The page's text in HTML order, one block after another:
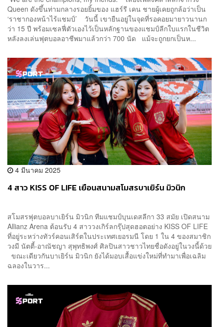
Queen ดังขึ้นท่ามกลางรอยยิ้มของ แฮร์รี เคน ชายผู้เคยถูกล้อว่าเป็น
‘ราชากองหน้าไร้แชมป์’ วันนี้ เขายืนอยู่ในจุดที่รอคอยมายาวนานก
ว่า 15 ปี พร้อมเซลฟี่ตัวเองไว้เป็นหลักฐานของแชมป์ลีกใบแรกในชีวิต
หลังลงเล่นฟุตบอลอาชีพมาแล้วกว่า 700 นัด แม้จะถูกยกเป็นห...
4 มีนาคม 2025
4 สาว KISS OF LIFE เยือนสนามสโมสรบาเยิร์น มิวนิก
สโมสรฟุตบอลบาเยิร์น มิวนิก ทีมแชมป์บุนเดสลีกา 33 สมัย เปิดสนาม
Allianz Arena ต้อนรับ 4 สาววงเกิร์ลกรุ๊ปสุดฮอตอย่าง KISS OF LIFE
ที่อยู่ระหว่างทัวร์คอนเสิร์ตในประเทศเยอรมนี โดย 1 ใน 4 ของสมาชิก
วงมี นัตตี้-อาณัชญา สุพุทธิพงศ์ ศิลปินสาวชาวไทยชื่อดังอยู่ในวงนี้ด้วย
ขณะเดียวกันบาเยิร์น มิวนิก ยังได้มอบเสื้อแข่งใหม่ที่ทำมาเพื่อเฉลิม
ฉลองในวาร...